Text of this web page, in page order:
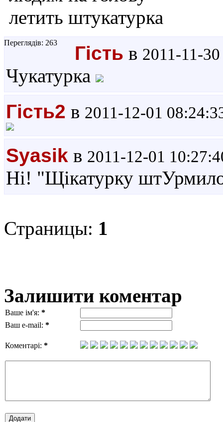
Переглядів: 263 Гість в 2011-11-
Чукатурка
Гість2 в 2011-12-01
Syasik в 2011-12-01
Ні! "Щікатурку
Страницы: 1
Залишити коментар
Ваше ім'я: *
Ваш e-mail: *
Коментарі: *